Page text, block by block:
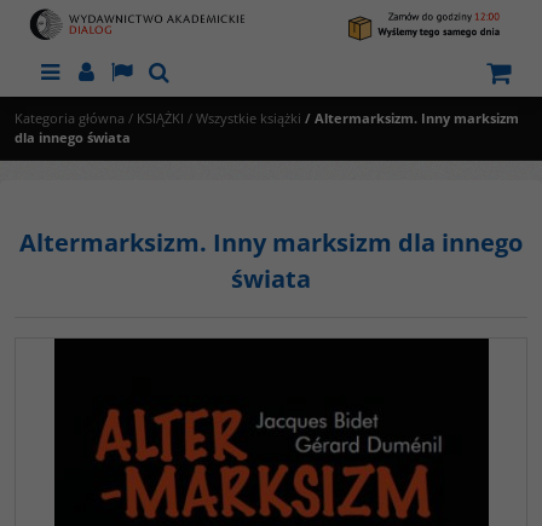
MenuPanelLangSzukaj
Kategoria główna / KSIĄŻKI / Wszystkie książki / Altermarksizm. Inny marksizm
dla innego świata
Altermarksizm. Inny marksizm dla innego
świata